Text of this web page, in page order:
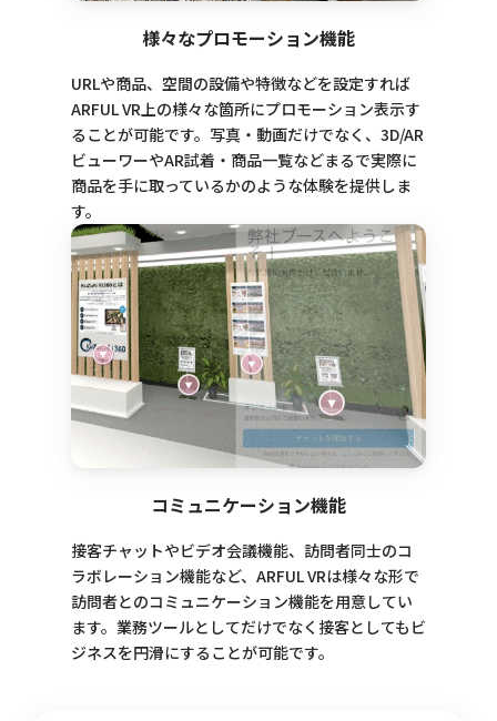
様々なプロモーション機能
URLや商品、空間の設備や特徴などを設定すれば
ARFUL VR上の様々な箇所にプロモーション表示す
ることが可能です。写真・動画だけでなく、3D/AR
ビューワーやAR試着・商品一覧などまるで実際に
商品を手に取っているかのような体験を提供しま
す。
コミュニケーション機能
接客チャットやビデオ会議機能、訪問者同士のコ
ラボレーション機能など、ARFUL VRは様々な形で
訪問者とのコミュニケーション機能を用意してい
ます。業務ツールとしてだけでなく接客としてもビ
ジネスを円滑にすることが可能です。